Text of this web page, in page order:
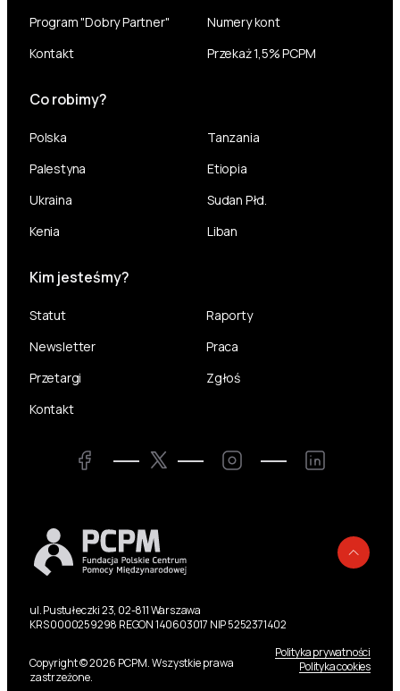
Program "Dobry Partner"
Kontakt
Numery kont
Przekaż 1,5% PCPM
Co robimy?
Polska
Palestyna
Ukraina
Kenia
Tanzania
Etiopia
Sudan Płd.
Liban
Kim jesteśmy?
Statut
Raporty
Newsletter
Praca
Przetargi
Zgłoś
Kontakt
Facebook Twitter Instagram LinkedIn
ul. Pustułeczki 23, 02-811 Warszawa
KRS 0000259298 REGON 140603017 NIP 5252371402
Copyright © 2026 PCPM. Wszystkie prawa
zastrzeżone.
Polityka prywatności
Polityka cookies